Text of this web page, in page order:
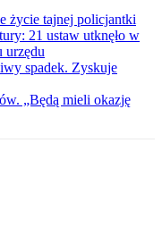
życie tajnej policjantki
21 ustaw utknęło w
urzędu
spadek. Zyskuje
„Będą mieli okazję